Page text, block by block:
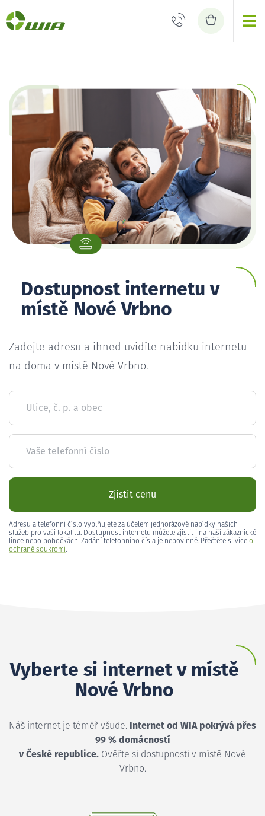
Dostupnost internetu v
místě Nové Vrbno
Zadejte adresu a ihned uvidíte nabídku internetu
na doma v místě Nové Vrbno.
Ulice, č. p. a obec
Vaše telefonní číslo
Zjistit cenu
Adresu a telefonní číslo vyplňujete za účelem jednorázové nabídky našich
služeb pro vaši lokalitu. Dostupnost internetu můžete zjistit i na naší zákaznické
lince nebo pobočkách. Zadání telefonního čísla je nepovinné. Přečtěte si více o
ochraně soukromí.
Vyberte si internet v místě
Nové Vrbno
Náš internet je téměř všude. Internet od WIA pokrývá přes
99 % domácností
v České republice. Ověřte si dostupnosti v místě Nové
Vrbno.